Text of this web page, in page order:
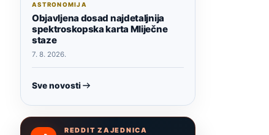
ASTRONOMIJA
Objavljena dosad najdetaljnija
spektroskopska karta Mliječne
staze
7. 8. 2026.
Sve novosti
REDDIT ZAJEDNICA